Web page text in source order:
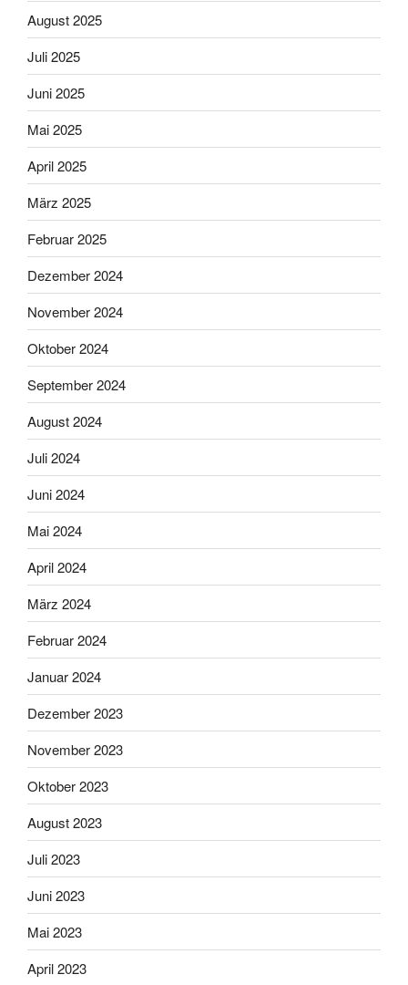
August 2025
Juli 2025
Juni 2025
Mai 2025
April 2025
März 2025
Februar 2025
Dezember 2024
November 2024
Oktober 2024
September 2024
August 2024
Juli 2024
Juni 2024
Mai 2024
April 2024
März 2024
Februar 2024
Januar 2024
Dezember 2023
November 2023
Oktober 2023
August 2023
Juli 2023
Juni 2023
Mai 2023
April 2023